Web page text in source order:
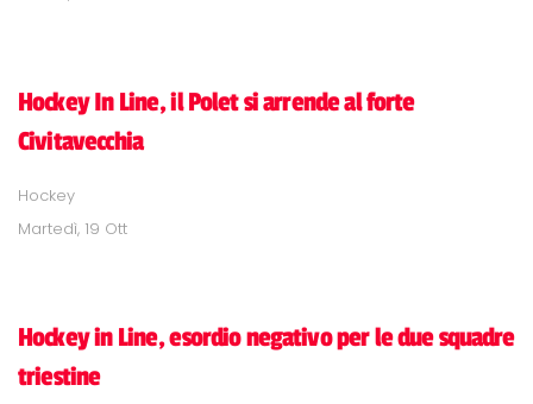
Hockey In Line, il Polet si arrende al forte
Civitavecchia
Hockey
Martedì, 19 Ott
Hockey in Line, esordio negativo per le due squadre
triestine